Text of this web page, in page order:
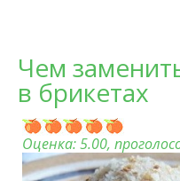
Чем
в брикетах
Оценка:5.00,